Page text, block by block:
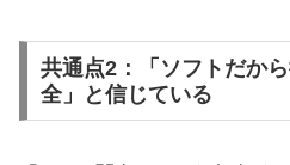
共通点2：「ソフトだか
全」と信じている